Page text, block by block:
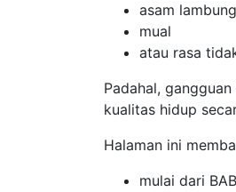
asam
mual
atau rasa
Padahal,
kualitas hidup
Halaman ini
mulai dari